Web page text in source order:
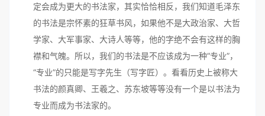
定会成为更大的书法家，其实恰恰相反，我们知道毛泽东
的书法是宗怀素的狂草书风，如果他不是大政治家、大哲
学家、大军事家、大诗人等等，他的字绝不会有这样的胸
襟和气魄。所以，我们的书法是不应该成为一种“专业”，
“专业”的只能是写字先生（写字匠）。看看历史上被称大
书法的颜真卿、王羲之、苏东坡等等没有一个是以书法为
专业而成为书法家的。